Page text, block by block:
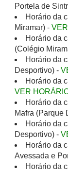
Portela de
Horário da
Miramar) -
Horário da
(Colégio
Horário da
Desportivo) -
Horário da
VER
Horário da
Mafra (Parque
Horário da
Desportivo) -
Horário da
Avessada e
Horário da